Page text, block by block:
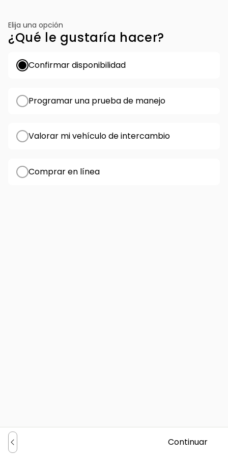
Elija una opción
¿Qué le gustaría hacer?
Confirmar disponibilidad
Programar una prueba de manejo
Valorar mi vehículo de intercambio
Comprar en línea
Continuar